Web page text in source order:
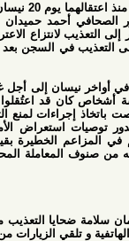
إننا أيضاً قلقون بشأن سلامة ريحانة الموسوي و نفيسة العصفور اللتين لا تـزالان رهن الاحتجاز منذ اعتقالهما يوم 20 نيسان بينما كانتا
حميدان خلال سباق
الاعترافات منهما
السجن بعد اعتقاله في
إلى أجل غير مسمى.
كان قد اعتُقلوا فيما يخص
لمنع التعذيب أثناء
الأمم المتحدة
الخطيرة بقيام موظفي
المحظورة على
التعذيب من السجناء
من عائلاتهم و